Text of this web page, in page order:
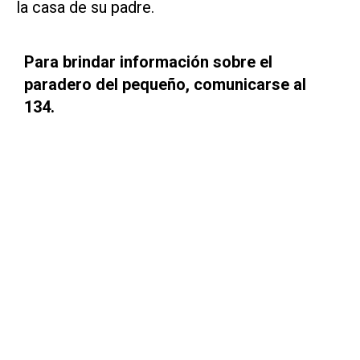
la casa de su padre.
Para brindar información sobre el
paradero del pequeño, comunicarse al
134.